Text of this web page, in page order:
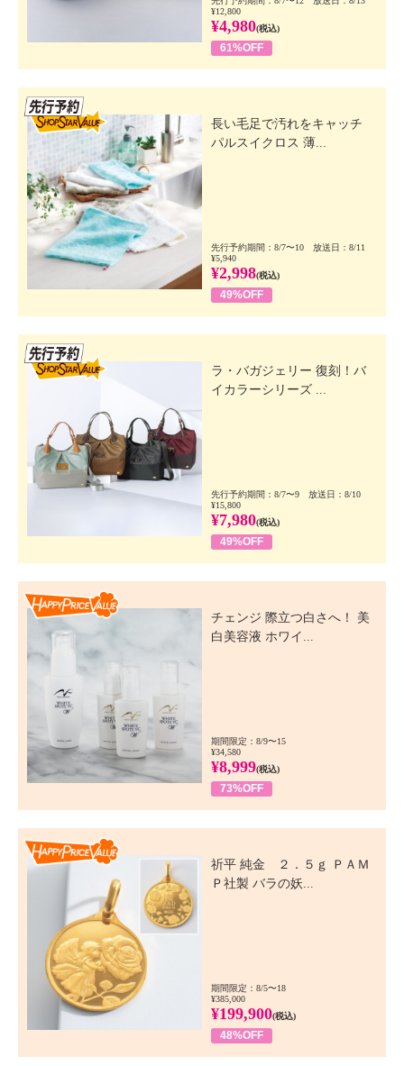
¥12,800
¥4,980(税込)
61%OFF
長い毛足で汚れをキャッチ
パルスイクロス 薄...
先行予約期間：8/7〜10 放送日：8/11
¥5,940
¥2,998(税込)
49%OFF
ラ・バガジェリー 復刻！バ
イカラーシリーズ ...
先行予約期間：8/7〜9 放送日：8/10
¥15,800
¥7,980(税込)
49%OFF
チェンジ 際立つ白さへ！ 美
白美容液 ホワイ...
期間限定：8/9〜15
¥34,580
¥8,999(税込)
73%OFF
祈平 純金 ２．５ｇ ＰＡＭ
Ｐ社製 バラの妖...
期間限定：8/5〜18
¥385,000
¥199,900(税込)
48%OFF